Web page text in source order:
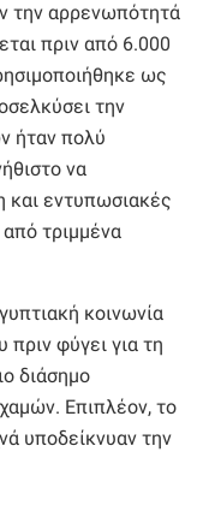
την αρρενωπότητά
πριν από 6.000
ως
την
ήταν πολύ
να
και εντυπωσιακές
τριμμένα
κοινωνία
πριν φύγει για τη
διάσημο
Επιπλέον, το
υποδείκνυαν την